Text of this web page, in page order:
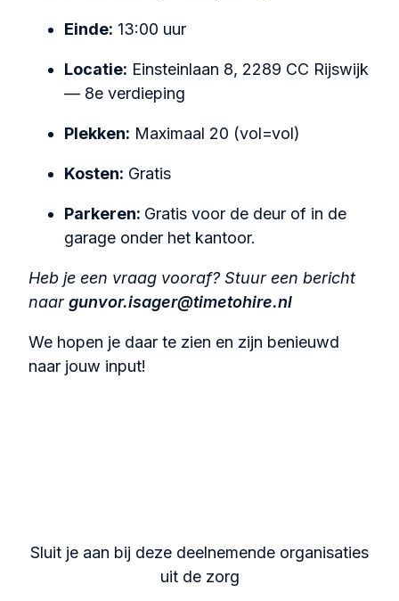
Einde: 13:00 uur
Locatie: Einsteinlaan 8, 2289 CC Rijswijk
— 8e verdieping
Plekken: Maximaal 20 (vol=vol)
Kosten: Gratis
Parkeren: Gratis voor de deur of in de
garage onder het kantoor.
Heb je een vraag vooraf? Stuur een bericht
naargunvor.isager@timetohire.nl
We hopen je daar te zien en zijn benieuwd
naar jouw input!
Sluit je aan bij deze deelnemende organisaties
uit de zorg